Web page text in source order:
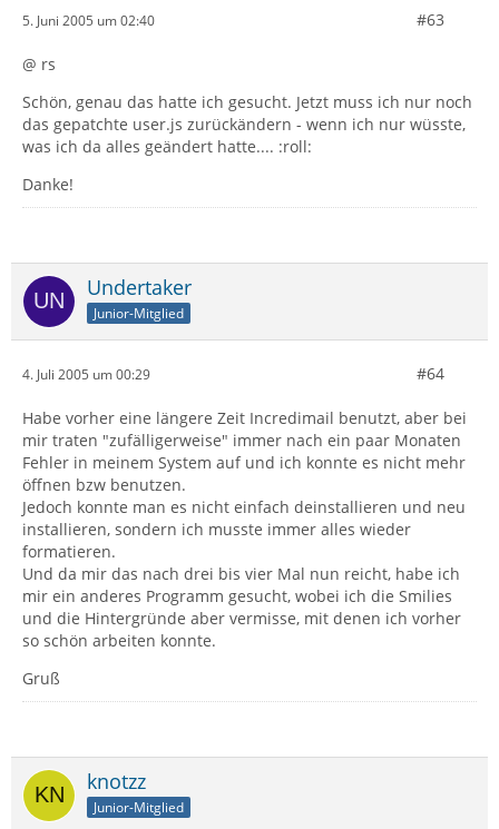
5. Juni 2005 um 02:40 #63
@ rs
Schön, genau das hatte ich gesucht. Jetzt muss ich nur noch
das gepatchte user.js zurückändern - wenn ich nur wüsste,
was ich da alles geändert hatte.... :roll:
Danke!
Undertaker
Junior-Mitglied
4. Juli 2005 um 00:29 #64
Habe vorher eine längere Zeit Incredimail benutzt, aber bei
mir traten "zufälligerweise" immer nach ein paar Monaten
Fehler in meinem System auf und ich konnte es nicht mehr
öffnen bzw benutzen.
Jedoch konnte man es nicht einfach deinstallieren und neu
installieren, sondern ich musste immer alles wieder
formatieren.
Und da mir das nach drei bis vier Mal nun reicht, habe ich
mir ein anderes Programm gesucht, wobei ich die Smilies
und die Hintergründe aber vermisse, mit denen ich vorher
so schön arbeiten konnte.
Gruß
knotzz
Junior-Mitglied